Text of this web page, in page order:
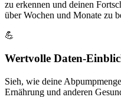
zu erkennen und deinen
über Wochen und Monate zu
💪
Wertvolle Daten-
Sieh, wie deine
Ernährung und anderen